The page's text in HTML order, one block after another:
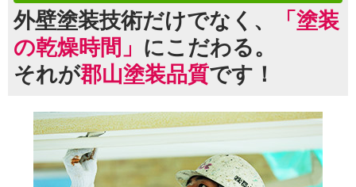
外壁塗装技術だけでなく、
「塗装
の乾燥時間」 にこだわる。
それが郡山塗装品質です！